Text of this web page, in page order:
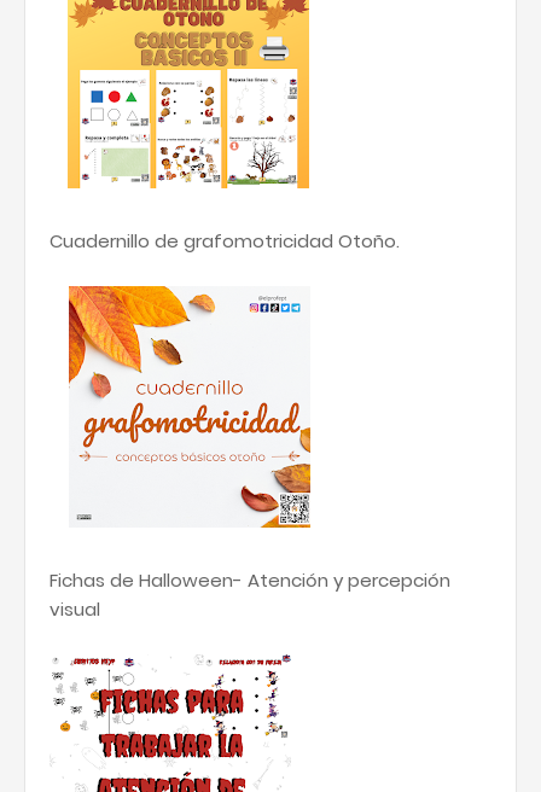
Cuadernillo de grafomotricidad Otoño.
Fichas de Halloween- Atención y percepción
visual